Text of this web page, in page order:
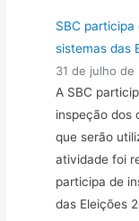
SBC
sistemas das
31 de julho de
A SBC
inspeção dos
que serão
atividade foi
participa de
das Eleições